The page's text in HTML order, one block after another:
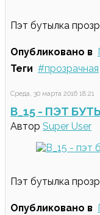
Пэт бутылка
Опубликовано в
Теги
прозрачная
Среда, 30 марта 2016 18:21
B_15 - ПЭТ
Автор Super User
Пэт бутылка
Опубликовано в